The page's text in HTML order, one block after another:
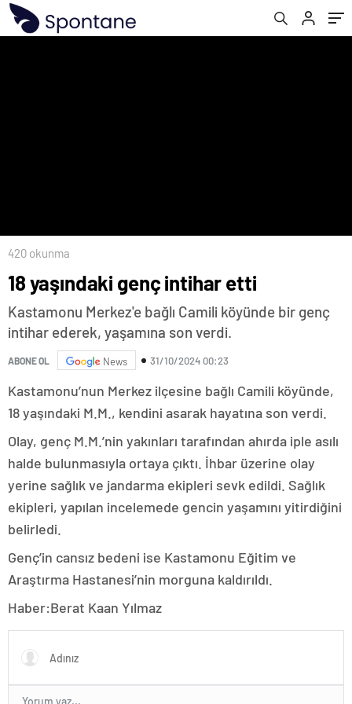
420 okunma
18 yaşındaki genç intihar etti
Kastamonu Merkez'e bağlı Camili köyünde bir genç
intihar ederek, yaşamına son verdi.
ABONE OL News 31/10/2024 00:23
Kastamonu’nun Merkez ilçesine bağlı Camili köyünde,
18 yaşındaki M.M., kendini asarak hayatına son verdi.
Olay, genç M.M.’nin yakınları tarafından ahırda iple asılı
halde bulunmasıyla ortaya çıktı. İhbar üzerine olay
yerine sağlık ve jandarma ekipleri sevk edildi. Sağlık
ekipleri, yapılan incelemede gencin yaşamını yitirdiğini
belirledi.
Genç’in cansız bedeni ise Kastamonu Eğitim ve
Araştırma Hastanesi’nin morguna kaldırıldı.
Haber:Berat Kaan Yılmaz